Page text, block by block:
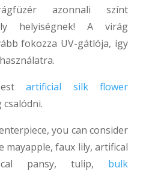
azonnali színt
helyiségnek! A virág
fokozza UV-gátlója, így
artificial silk flower
csalódni.
you can consider
mayapple, faux lily, artifical
pansy, tulip, bulk